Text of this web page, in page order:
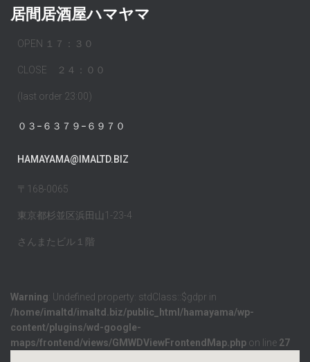
居間居酒屋ハマヤマ
OPEN １７：３０
CLOSE ２４：００
(last order 23:00)
０３−６３７９−６９７０
HAMAYAMA@IMALTD.BIZ
〒168-0065
東京都杉並区浜田山1-23-4
さんまたビル１階
Warning: Undefined property: stdClass::$gdpr in
/home/imaltd/imaltd.biz/public_html/hamayama/wp-
content/plugins/wd-google-
maps/frontend/views/GMWDViewFrontendMap.php on line 27